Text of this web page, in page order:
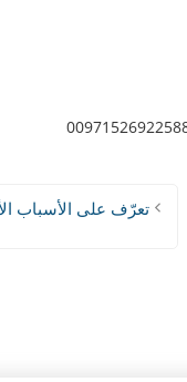
تعرّف على الأسباب